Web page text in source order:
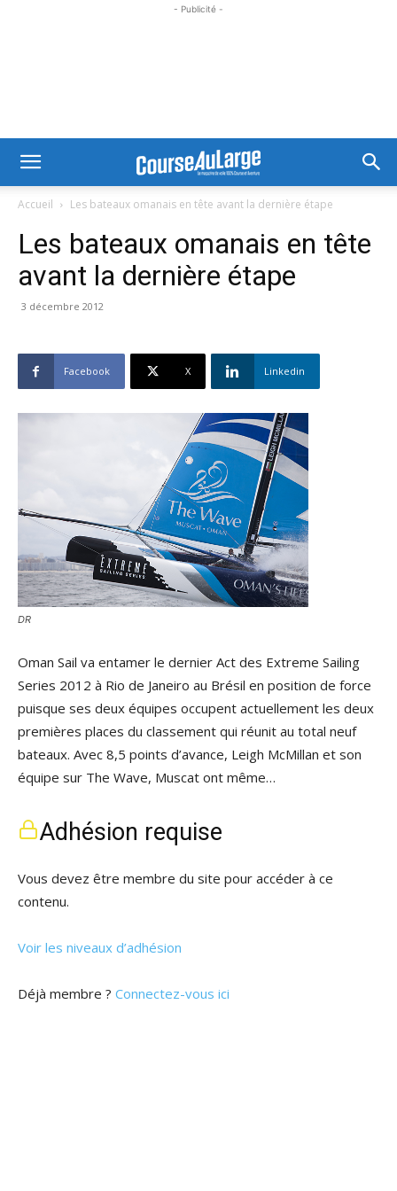
- Publicité -
Accueil Les bateaux omanais en tête avant la dernière étape
Les bateaux omanais en tête
avant la dernière étape
3 décembre 2012
Facebook X Linkedin
DR
Oman Sail va entamer le dernier Act des Extreme Sailing
Series 2012 à Rio de Janeiro au Brésil en position de force
puisque ses deux équipes occupent actuellement les deux
premières places du classement qui réunit au total neuf
bateaux. Avec 8,5 points d’avance, Leigh McMillan et son
équipe sur The Wave, Muscat ont même…
Adhésion requise
Vous devez être membre du site pour accéder à ce
contenu.
Voir les niveaux d’adhésion
Déjà membre ? Connectez-vous ici